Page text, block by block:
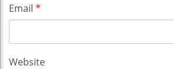
Email *
Website